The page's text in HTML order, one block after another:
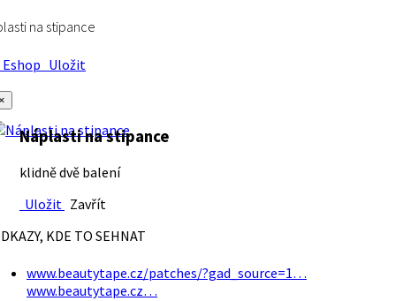
na stipance
Uložit
Náplasti na stipance
klidně dvě balení
Uložit Zavřít
KDE TO SEHNAT
www.beautytape.cz/patches/?gad_source=1…
www.beautytape.cz…